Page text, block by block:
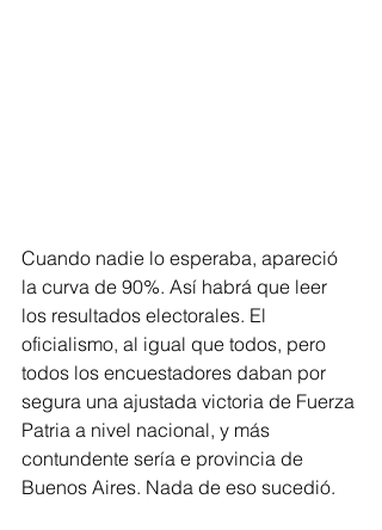
Cuando nadie lo esperaba, apareció
la curva de 90%. Así habrá que leer
los resultados electorales. El
oficialismo, al igual que todos, pero
todos los encuestadores daban por
segura una ajustada victoria de Fuerza
Patria a nivel nacional, y más
contundente sería e provincia de
Buenos Aires. Nada de eso sucedió.